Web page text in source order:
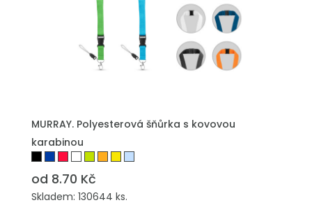
MURRAY. Polyesterová šňůrka s kovovou
karabinou
od 8.70 Kč
Skladem: 130644 ks.